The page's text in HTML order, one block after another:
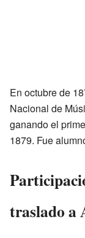
En octubre de
Nacional de
ganando el
1879. Fue
traslado a